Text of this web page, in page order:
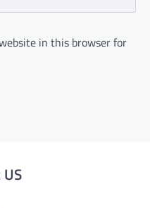
in this browser for